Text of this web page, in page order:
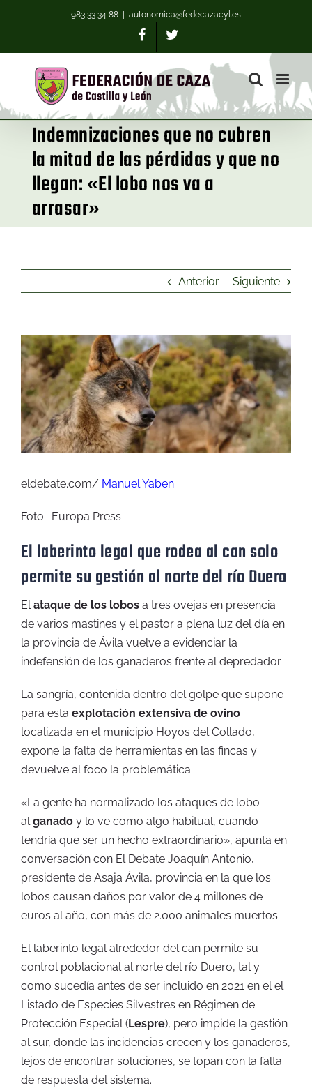
983 33 34 88 autonomica@fedecazacyl.es
Indemnizaciones que no cubren
la mitad de las pérdidas y que no
llegan: «El lobo nos va a
arrasar»
Anterior Siguiente
View
Larger
Image
eldebate.com/ Manuel Yaben
Foto- Europa Press
El laberinto legal que rodea al can solo
permite su gestión al norte del río Duero
Elataque de los lobos a tres ovejas en presencia
de varios mastines y el pastor a plena luz del día en
la provincia de Ávila vuelve a evidenciar la
indefensión de los ganaderos frente al depredador.
La sangría, contenida dentro del golpe que supone
para esta explotación extensiva de ovino
localizada en el municipio Hoyos del Collado,
expone la falta de herramientas en las fincas y
devuelve al foco la problemática.
«La gente ha normalizado los ataques de lobo
alganado y lo ve como algo habitual, cuando
tendría que ser un hecho extraordinario», apunta en
conversación con El Debate Joaquín Antonio,
presidente de Asaja Ávila, provincia en la que los
lobos causan daños por valor de 4 millones de
euros al año, con más de 2.000 animales muertos.
El laberinto legal alrededor del can permite su
control poblacional al norte del río Duero, tal y
como sucedía antes de ser incluido en 2021 en el el
Listado de Especies Silvestres en Régimen de
Protección Especial (Lespre), pero impide la gestión
al sur, donde las incidencias crecen y los ganaderos,
lejos de encontrar soluciones, se topan con la falta
de respuesta del sistema.